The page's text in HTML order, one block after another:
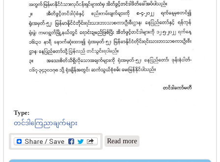
Type:
တင်ဒါကြေညာချက်များ
Read more about အိတ်ဖွင့်တင်ဒါခေါ်ယူ
ခြင်း